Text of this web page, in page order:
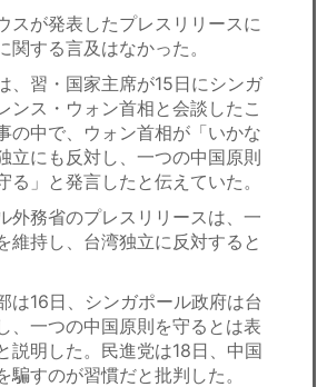
スが発表したプレスリリースに
関する言及はなかった。
、習・国家主席が15日にシンガ
ンス・ウォン首相と会談したこ
の中で、ウォン首相が「いかな
立にも反対し、一つの中国原則
る」と発言したと伝えていた。
外務省のプレスリリースは、一
維持し、台湾独立に反対すると
は16日、シンガポール政府は台
、一つの中国原則を守るとは表
説明した。民進党は18日、中国
騙すのが習慣だと批判した。